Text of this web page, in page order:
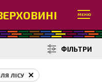
МЕНЮ
ФІЛЬТРИ
ЛІСУ